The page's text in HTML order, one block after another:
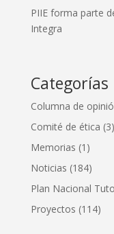
PIIE forma parte
Integra
Categorías
Columna de
Comité de ética (3)
Memorias (1)
Noticias (184)
Plan Nacional
Proyectos (114)